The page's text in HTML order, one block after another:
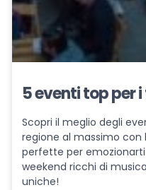
5 eventi top per
Scopri il meglio degli
regione al massimo con
perfette per
weekend ricchi di
uniche!